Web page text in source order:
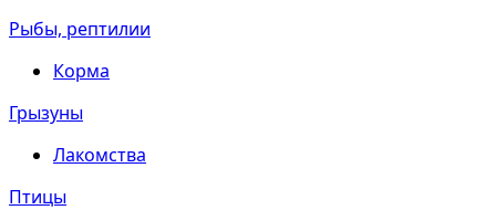
Рыбы, рептилии
Корма
Грызуны
Лакомства
Птицы